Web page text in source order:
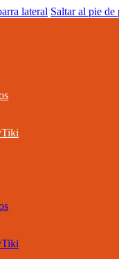
lateral Saltar al pie de